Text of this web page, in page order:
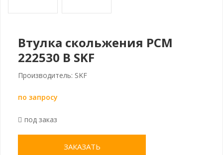
Втулка скольжения PCM
222530 B SKF
Производитель: SKF
по запросу
под заказ
ЗАКАЗАТЬ